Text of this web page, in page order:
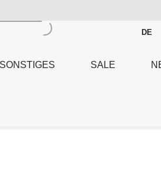
DE
SONSTIGES SALE